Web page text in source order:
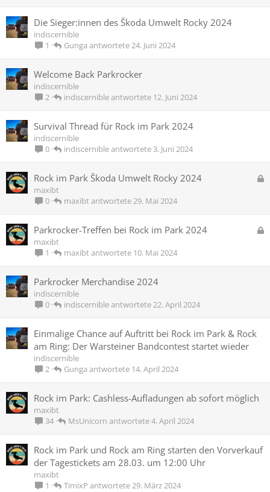
Die Sieger:innen des Škoda Umwelt Rocky 2024
indiscernible
1
24. Juni 2024
Gunga
Welcome Back Parkrocker
indiscernible
2
12. Juni 2024
indiscernible
Survival Thread für Rock im Park 2024
indiscernible
0
3. Juni 2024
indiscernible
G
r
Rock im Park Škoda Umwelt Rocky 2024
maxibt
0
29. Mai 2024
maxibt
G
Parkrocker-Treffen bei Rock im Park 2024
maxibt
1
10. Mai 2024
maxibt
Parkrocker Merchandise 2024
indiscernible
0
22. April 2024
indiscernible
Einmalige Chance auf Auftritt bei Rock im Park & Rock
am Ring: Der Warsteiner Bandcontest startet wieder
indiscernible
2
14. April 2024
Gunga
Rock im Park: Cashless-Aufladungen ab sofort möglich
maxibt
34
4. April 2024
MsUnicorn
Rock im Park und Rock am Ring starten den Vorverkauf
der Tagestickets am 28.03. um 12:00 Uhr
maxibt
1
29. März 2024
TimixP